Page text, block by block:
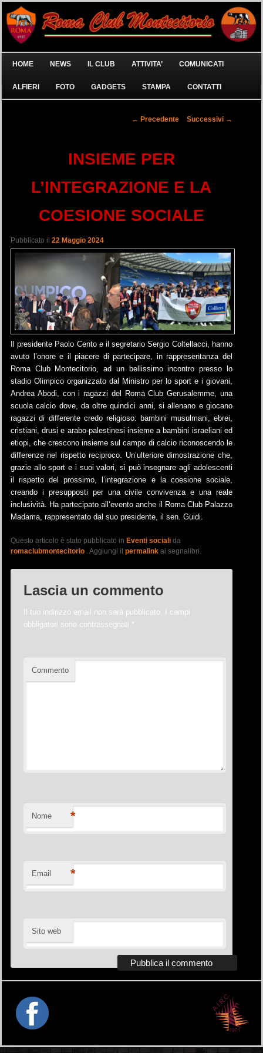
Vai al contenuto principale
HOME NEWS IL CLUB ATTIVITA’ COMUNICATI
ALFIERI FOTO GADGETS STAMPA CONTATTI
Navigazione articolo
← Precedente Successivi →
INSIEME PER
L’INTEGRAZIONE E LA
COESIONE SOCIALE
Pubblicato il 22 Maggio 2024
Il presidente Paolo Cento e il segretario Sergio Coltellacci, hanno
avuto l’onore e il piacere di partecipare, in rappresentanza del
Roma Club Montecitorio, ad un bellissimo incontro presso lo
stadio Olimpico organizzato dal Ministro per lo sport e i giovani,
Andrea Abodi, con i ragazzi del Roma Club Gerusalemme, una
scuola calcio dove, da oltre quindici anni, si allenano e giocano
ragazzi di differente credo religioso: bambini musulmani, ebrei,
cristiani, drusi e arabo-palestinesi insieme a bambini israeliani ed
etiopi, che crescono insieme sul campo di calcio riconoscendo le
differenze nel rispetto reciproco. Un’ulteriore dimostrazione che,
grazie allo sport e i suoi valori, si può insegnare agli adolescenti
il rispetto del prossimo, l’integrazione e la coesione sociale,
creando i presupposti per una civile convivenza e una reale
inclusività. Ha partecipato all’evento anche il Roma Club Palazzo
Madama, rappresentato dal suo presidente, il sen. Guidi.
Questo articolo è stato pubblicato in Eventi sociali da
romaclubmontecitorio . Aggiungi il permalink ai segnalibri.
Lascia un commento
Il tuo indirizzo email non sarà pubblicato.
I campi
obbligatori sono contrassegnati *
Commento
Nome *
Email *
Sito web